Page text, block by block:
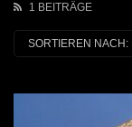
1 BEITRÄGE
SORTIEREN NACH: